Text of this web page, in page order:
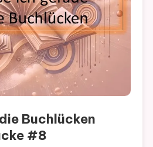
Buchlücken
#8